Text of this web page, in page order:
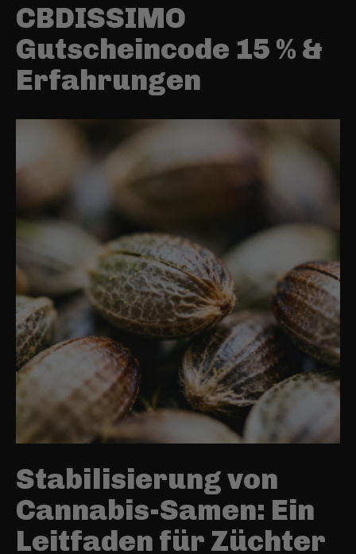
CBDISSIMO
Gutscheincode 15 % &
Erfahrungen
Stabilisierung von
Cannabis-Samen: Ein
Leitfaden für Züchter